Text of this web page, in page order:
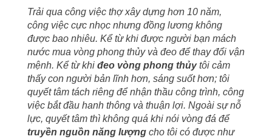
Trải qua công việc thợ xây dựng hơn 10 năm,
công việc cực nhọc nhưng đồng lương không
được bao nhiêu. Kể từ khi được người bạn mách
nước mua vòng phong thủy và đeo để thay đổi vận
mệnh. Kể từ khi đeo vòng phong thủytôi cảm
thấy con người bản lĩnh hơn, sáng suốt hơn; tôi
quyết tâm tách riêng để nhận thầu công trình, công
việc bắt đầu hanh thông và thuận lợi. Ngoài sự nỗ
lực, quyết tâm thì không quá khi nói vòng đá để
truyền nguồn năng lượng cho tôi có được như